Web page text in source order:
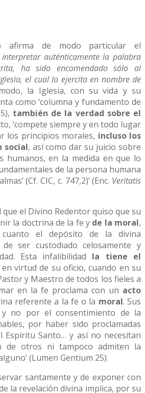
afirma de modo particular el
interpretar auténticamente la palabra
ha sido encomendado sólo al
el cual lo ejercita en nombre de
la Iglesia, con su vida y su
como ‘columna y fundamento de
también de la verdad sobre el
‘compete siempre y en todo lugar
los principios morales, incluso los
social, así como dar su juicio sobre
humanos, en la medida en que lo
de la persona humana
(Cf. CIC, c. 747,2)’ (Enc. Veritatis
que el Divino Redentor quiso que su
la doctrina de la fe y de la moral,
el depósito de la divina
ser custodiado celosamente y
Esta infalibilidad la tiene el
virtud de su oficio, cuando en su
y Maestro de todos los fieles a
en la fe proclama con un acto
referente a la fe o la moral. Sus
no por el consentimiento de la
por haber sido proclamadas
Espíritu Santo… y así no necesitan
de otros ni tampoco admiten la
(Lumen Gentium 25).
santamente y de exponer con
la revelación divina implica, por su